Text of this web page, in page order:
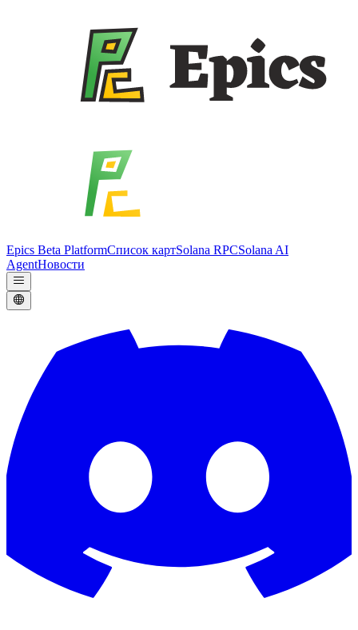
Epics Beta PlatformСписок картSolana RPCSolana AI
AgentНовости